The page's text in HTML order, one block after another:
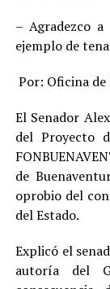
– Agradezco
ejemplo de
Por: Oficina de
El Senador
del Proyecto
de
oprobio del
del Estado.
Explicó el
autoría del